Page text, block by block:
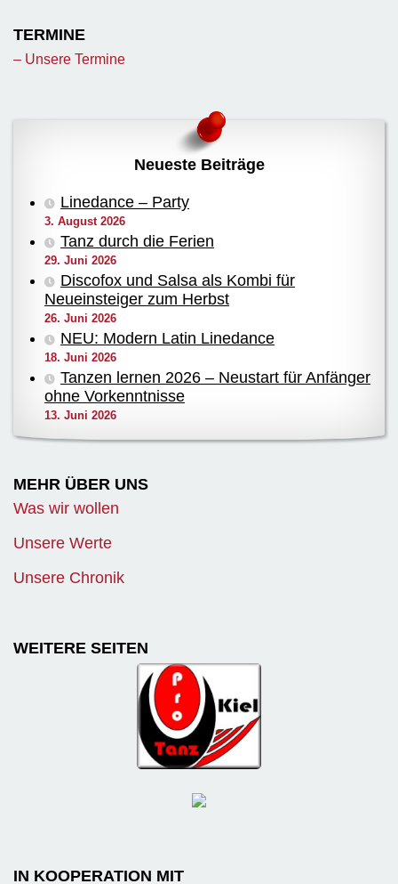
TERMINE
– Unsere Termine
Neueste Beiträge
Linedance – Party
3. August 2026
Tanz durch die Ferien
29. Juni 2026
Discofox und Salsa als Kombi für
Neueinsteiger zum Herbst
26. Juni 2026
NEU: Modern Latin Linedance
18. Juni 2026
Tanzen lernen 2026 – Neustart für Anfänger
ohne Vorkenntnisse
13. Juni 2026
MEHR ÜBER UNS
Was wir wollen
Unsere Werte
Unsere Chronik
WEITERE SEITEN
IN KOOPERATION MIT